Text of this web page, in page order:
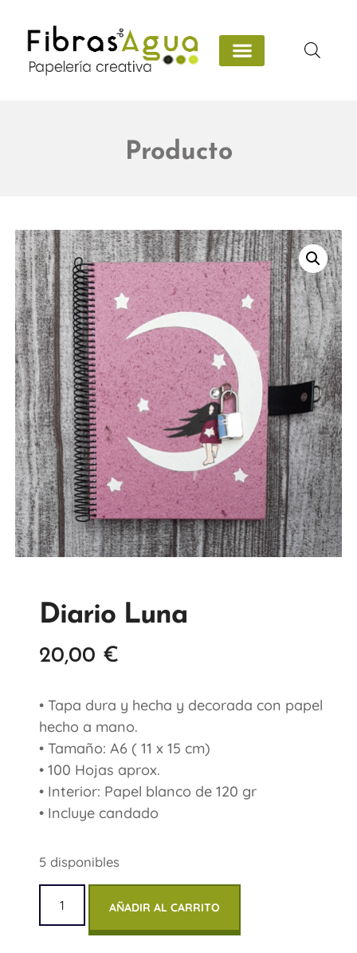
Producto
Diario Luna
20,00 €
• Tapa dura y hecha y decorada con papel
hecho a mano.
• Tamaño: A6 ( 11 x 15 cm)
• 100 Hojas aprox.
• Interior: Papel blanco de 120 gr
• Incluye candado
5 disponibles
AÑADIR AL CARRITO